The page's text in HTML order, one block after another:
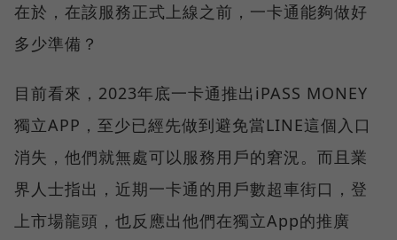
在於，在該服務正式上線之前，一卡通能夠做好
多少準備？
目前看來，2023年底一卡通推出iPASS MONEY
獨立APP，至少已經先做到避免當LINE這個入口
消失，他們就無處可以服務用戶的窘況。而且業
界人士指出，近期一卡通的用戶數超車街口，登
上市場龍頭，也反應出他們在獨立App的推廣